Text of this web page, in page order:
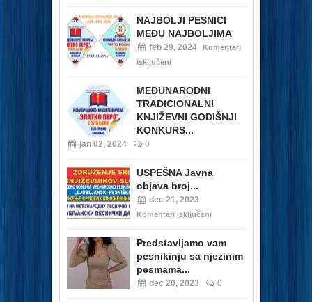
NAJBOLJI PESNICI
MEĐU NAJBOLJIMA
feb 29, 2024
Komentari
isključeni
MEĐUNARODNI
TRADICIONALNI
KNJIŽEVNI GODIŠNJI
KONKURS...
jan 02, 2024 0
USPEŠNA Javna
objava broj...
dec 21, 2023
Komentari isključeni
Predstavljamo vam
pesnikinju sa njezinim
pesmama...
dec 20, 2023 0